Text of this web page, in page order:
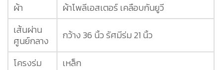
ผ้า
ผ้าโพลีเอสเตอร์ เคลือบกันยูวี
เส้นผ่าน
ศูนย์กลาง
กว้าง 36 นิ้ว รัศมีร่ม 21 นิ้ว
โครงร่ม
เหล็ก